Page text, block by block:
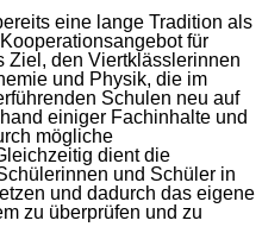
eine lange Tradition als
für
Ziel, den Viertklässlerinnen
und Physik, die im
Schulen neu auf
einiger Fachinhalte und
mögliche
dient die
und Schüler in
und dadurch das eigene
zu überprüfen und zu